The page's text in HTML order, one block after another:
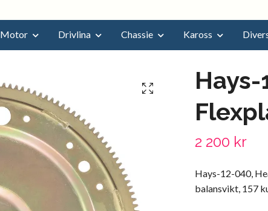
Motor Drivlina Chassie Kaross
Hays-
2 200 kr
Hays-12-040,
balansvikt, 157